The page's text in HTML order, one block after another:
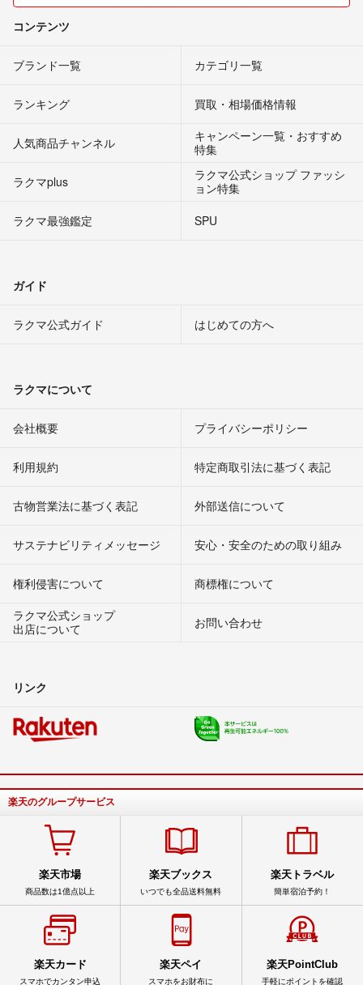
コンテンツ
ブランド一覧 カテゴリ一覧
ランキング 買取・相場価格情報
人気商品チャンネル
キャンペーン一覧・おすすめ
特集
ラクマplus
ラクマ公式ショップ ファッシ
ョン特集
ラクマ最強鑑定
SPU
ガイド
ラクマ公式ガイド はじめての方へ
ラクマについて
会社概要 プライバシーポリシー
利用規約 特定商取引法に基づく表記
古物営業法に基づく表記 外部送信について
サステナビリティメッセージ 安心・安全のための取り組み
権利侵害について
商標権について
ラクマ公式ショップ
出店について
お問い合わせ
リンク
楽天のグループサービス
楽天市場
商品数は1億点以上
楽天ブックス
いつでも全品送料無料
楽天トラベル
簡単宿泊予約！
楽天カード
スマホでカンタン申込
楽天ペイ
スマホをお財布に
楽天PointClub
手軽にポイントを確認